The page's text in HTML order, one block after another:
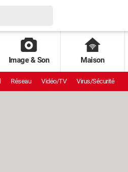
Image & Son Maison
Réseau Vidéo/TV Virus/Sécurité